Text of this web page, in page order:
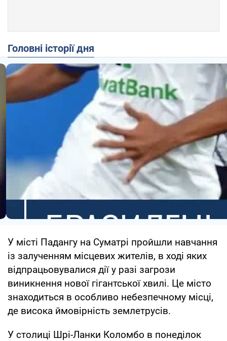
Головні історії дня
У місті Падангу на Суматрі пройшли навчання
із залученням місцевих жителів, в ході яких
відпрацьовувалися дії у разі загрози
виникнення нової гігантської хвилі. Це місто
знаходиться в особливо небезпечному місці,
де висока ймовірність землетрусів.
У столиці Шрі-Ланки Коломбо в понеділок